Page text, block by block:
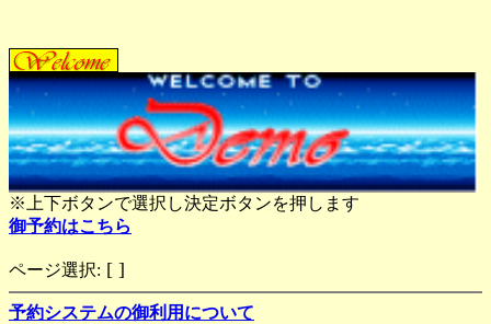
※上下ボタンで選択し決定ボタンを押します
御予約はこちら
ページ選択: [ ]
予約システムの御利用について